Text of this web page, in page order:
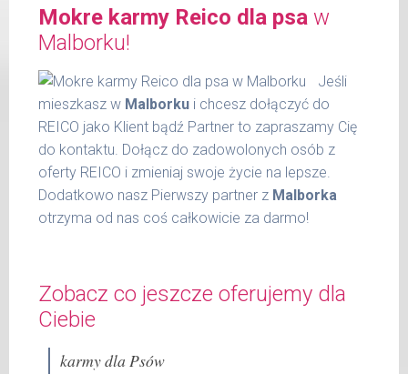
włókno surowe 0,30 %
wilgotność 77,00 %
mg / kg.
6 - 14
kg
300 g
15 -
22 kg
400 g
23 -
30 kg
600 g
31 -
37 kg
800 g
aktywności, warunków hodowli oraz innych
czynników.
Waga netto/Nr art.: 600 g/1037
Mokre karmy Reico dla psa w
Malborku!
Jeśli
mieszkasz w Malborku i chcesz dołączyć do
REICO jako Klient bądź Partner to zapraszamy Cię
do kontaktu. Dołącz do zadowolonych osób z
oferty REICO i zmieniaj swoje życie na lepsze.
Dodatkowo nasz Pierwszy partner z Malborka
otrzyma od nas coś całkowicie za darmo!
Zobacz co jeszcze oferujemy dla
Ciebie
karmy dla Psów